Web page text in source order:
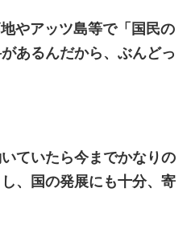
やアッツ島等で「国民の
あるんだから、ぶんどっ
ていたら今までかなりの
、国の発展にも十分、寄